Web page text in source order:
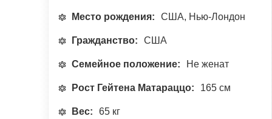
Место рождения: США, Нью-Лондон
Гражданство: США
Семейное положение: Не женат
Рост Гейтена Матараццо: 165 см
Вес: 65 кг